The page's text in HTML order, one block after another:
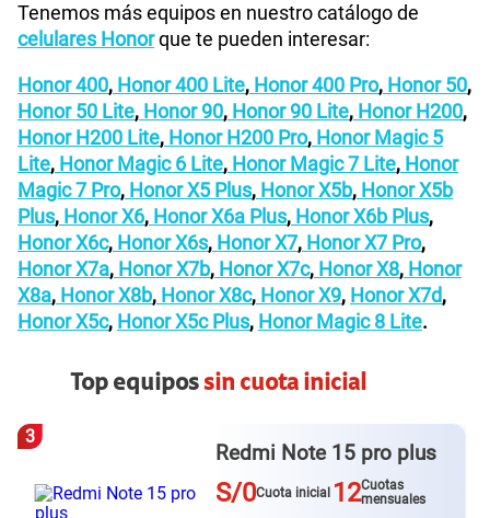
Tenemos más equipos en nuestro catálogo de
celulares Honorque te pueden interesar:
Honor 400, Honor 400 Lite, Honor 400 Pro, Honor 50,
Honor 50 Lite, Honor 90, Honor 90 Lite, Honor H200,
Honor H200 Lite, Honor H200 Pro, Honor Magic 5
Lite, Honor Magic 6 Lite, Honor Magic 7 Lite, Honor
Magic 7 Pro, Honor X5 Plus, Honor X5b, Honor X5b
Plus, Honor X6, Honor X6a Plus, Honor X6b Plus,
Honor X6c, Honor X6s, Honor X7, Honor X7 Pro,
Honor X7a, Honor X7b, Honor X7c, Honor X8, Honor
X8a, Honor X8b, Honor X8c, Honor X9, Honor X7d,
Honor X5c, Honor X5c Plus, Honor Magic 8 Lite.
Top equipossin cuota inicial
3
Redmi Note 15 pro plus
S/0Cuota inicial 12Cuotas
mensuales